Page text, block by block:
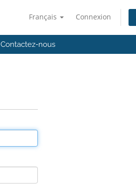
Français Connexion
Contactez-nous